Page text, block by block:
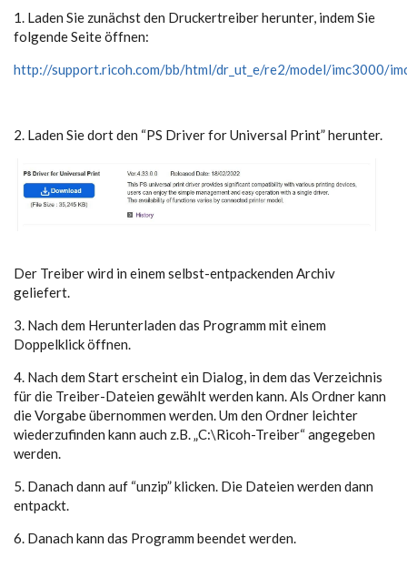
1. Laden Sie zunächst den Druckertreiber herunter, indem Sie
folgende Seite öffnen:
http://support.ricoh.com/bb/html/dr_ut_e/re2/model/imc3000/
2. Laden Sie dort den “PS Driver for Universal Print” herunter.
Der Treiber wird in einem selbst-entpackenden Archiv
geliefert.
3. Nach dem Herunterladen das Programm mit einem
Doppelklick öffnen.
4. Nach dem Start erscheint ein Dialog, in dem das Verzeichnis
für die Treiber-Dateien gewählt werden kann. Als Ordner kann
die Vorgabe übernommen werden. Um den Ordner leichter
wiederzufinden kann auch z.B. „C:\Ricoh-Treiber“ angegeben
werden.
5. Danach dann auf “unzip” klicken. Die Dateien werden dann
entpackt.
6. Danach kann das Programm beendet werden.